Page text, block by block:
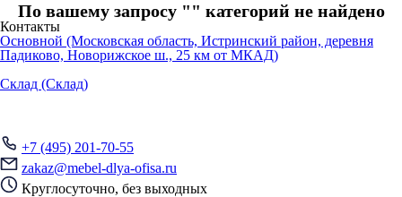
По вашему запросу "" категорий не найдено
Контакты
Основной (Московская область, Истринский район, деревня
Падиково, Новорижское ш., 25 км от МКАД)
Склад (Склад)
+7 (495) 201-70-55
zakaz@mebel-dlya-ofisa.ru
Круглосуточно, без выходных